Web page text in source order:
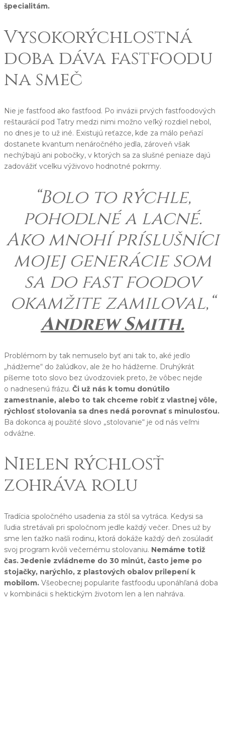
špecialitám.
Vysokorýchlostná
doba dáva fastfoodu
na smeč
Nie je fastfood ako fastfood. Po invázii prvých fastfoodových
reštaurácií pod Tatry medzi nimi možno veľký rozdiel nebol,
no dnes je to už iné. Existujú reťazce, kde za málo peňazí
dostanete kvantum nenáročného jedla, zároveň však
nechýbajú ani pobočky, v ktorých sa za slušné peniaze dajú
zadovážiť vcelku výživovo hodnotné pokrmy.
“Bolo to rýchle,
pohodlné a lacné.
Ako mnohí príslušníci
mojej generácie som
sa do fast foodov
okamžite zamiloval,“
Andrew Smith.
Problémom by tak nemuselo byť ani tak to, aké jedlo
„hádžeme“ do žalúdkov, ale že ho hádžeme. Druhýkrát
píšeme toto slovo bez úvodzoviek preto, že vôbec nejde
o nadnesenú frázu. Či už nás k tomu donútilo
zamestnanie, alebo to tak chceme robiť z vlastnej vôle,
rýchlosť stolovania sa dnes nedá porovnať s minulosťou.
Ba dokonca aj použité slovo „stolovanie“ je od nás veľmi
odvážne.
Nielen rýchlosť
zohráva rolu
Tradícia spoločného usadenia za stôl sa vytráca. Kedysi sa
ľudia stretávali pri spoločnom jedle každý večer. Dnes už by
sme len ťažko našli rodinu, ktorá dokáže každý deň zosúladiť
svoj program kvôli večernému stolovaniu. Nemáme totiž
čas. Jedenie zvládneme do 30 minút, často jeme po
stojačky, narýchlo, z plastových obalov prilepení k
mobilom. Všeobecnej popularite fastfoodu uponáhľaná doba
v kombinácii s hektickým životom len a len nahráva.